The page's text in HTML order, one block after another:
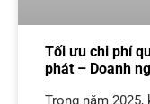
Tối ưu chi phí
phát – Doanh
Trong năm